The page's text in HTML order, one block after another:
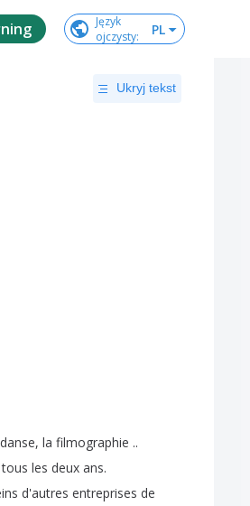
Język
ojczysty: PL
Ukryj tekst
danse, la filmographie ..
tous les deux ans.
d'autres entreprises de